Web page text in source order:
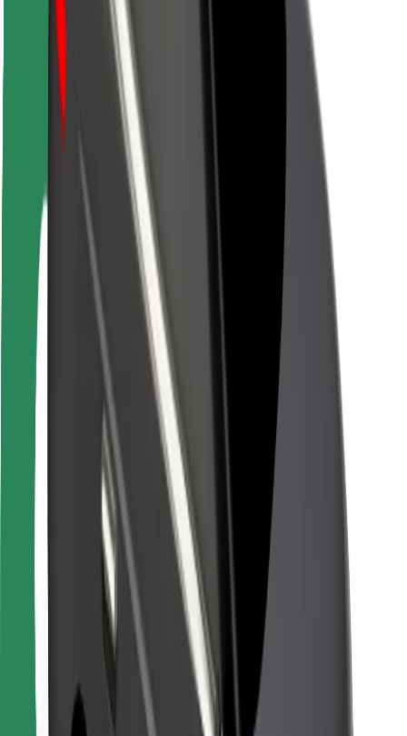
Seguridad para conductores
Seguridad para patinetes
Safety Lab
Ciudades
Dónde estamos
Soluciones para las ciudades
Aeropuertos
Estaciones de carga de Bolt
Para usuarios
Para conductores
Para repartidores
Bolt Food
Para propietarios de flota
Para restaurantes
Bolt para empresas
Proveedores
Términos y Condiciones
Cookies
¡Conseguí un viaje en minutos!